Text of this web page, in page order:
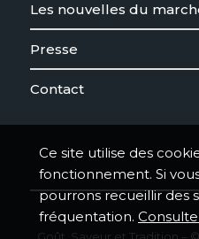
Les nouvelles du
Presse
Contact
Ce site utilise des
fonctionnement. Si
pourrons recueillir des
fréquentation.